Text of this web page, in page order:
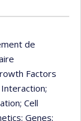
de
Factors
;
; Cell
; Genes;